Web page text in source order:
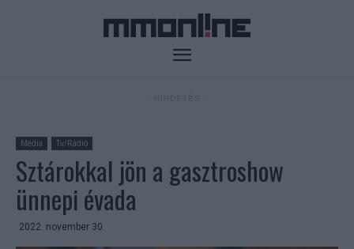
Média Tv/Rádió
Sztárokkal jön a gasztroshow
ünnepi évada
2022. november 30.